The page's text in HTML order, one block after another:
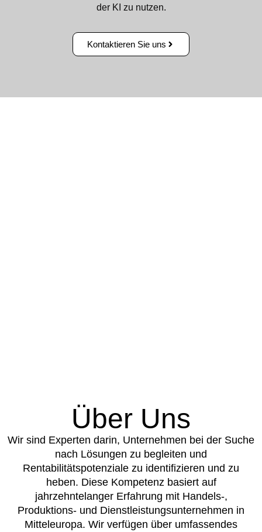
der KI zu nutzen.
Kontaktieren Sie uns
Über Uns
Wir sind Experten darin, Unternehmen bei der Suche
nach Lösungen zu begleiten und
Rentabilitätspotenziale zu identifizieren und zu
heben. Diese Kompetenz basiert auf
jahrzehntelanger Erfahrung mit Handels-,
Produktions- und Dienstleistungsunternehmen in
Mitteleuropa. Wir verfügen über umfassendes